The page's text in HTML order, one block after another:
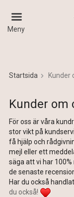
Meny
Startsida Kunder
Kunder om
För oss är våra
stor vikt på
få hjälp och
mejl eller ett
säga att vi har
de senaste
Har du också
du också!